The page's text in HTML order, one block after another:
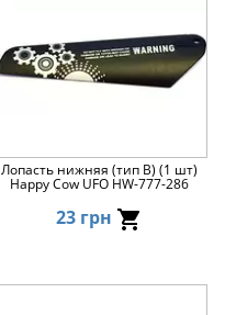
Лопасть нижняя (тип B) (1 шт)
Happy Cow UFO HW-777-286
23 грн